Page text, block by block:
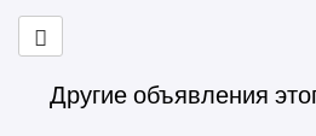
Другие объявления